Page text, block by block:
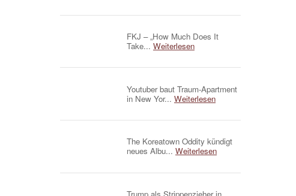
FKJ – „How Much Does It
Take... Weiterlesen
Youtuber baut Traum-Apartment
in New Yor... Weiterlesen
The Koreatown Oddity kündigt
neues Albu... Weiterlesen